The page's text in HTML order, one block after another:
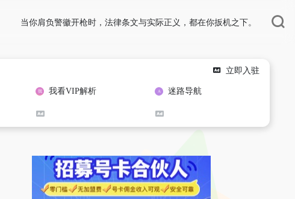
当你肩负警徽开枪时，法律条文与实际正义，都在你扳机之下。
立即入驻
我看VIP解析 迷路导航